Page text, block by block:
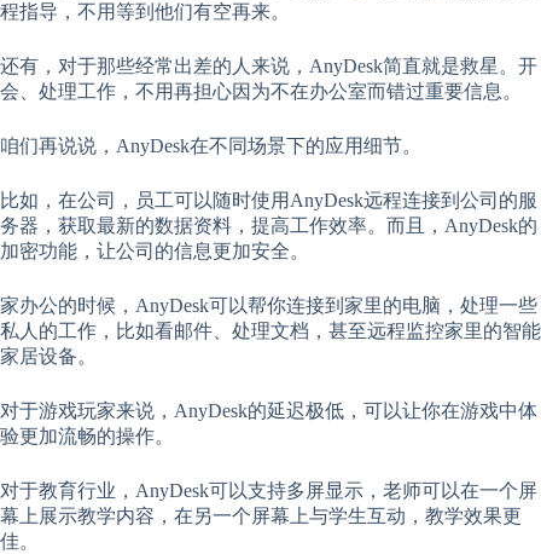
程指导，不用等到他们有空再来。
还有，对于那些经常出差的人来说，AnyDesk简直就是救星。开
会、处理工作，不用再担心因为不在办公室而错过重要信息。
咱们再说说，AnyDesk在不同场景下的应用细节。
比如，在公司，员工可以随时使用AnyDesk远程连接到公司的服
务器，获取最新的数据资料，提高工作效率。而且，AnyDesk的
加密功能，让公司的信息更加安全。
家办公的时候，AnyDesk可以帮你连接到家里的电脑，处理一些
私人的工作，比如看邮件、处理文档，甚至远程监控家里的智能
家居设备。
对于游戏玩家来说，AnyDesk的延迟极低，可以让你在游戏中体
验更加流畅的操作。
对于教育行业，AnyDesk可以支持多屏显示，老师可以在一个屏
幕上展示教学内容，在另一个屏幕上与学生互动，教学效果更
佳。